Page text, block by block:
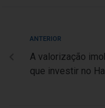
ANTERIOR
A valorização
que investir no